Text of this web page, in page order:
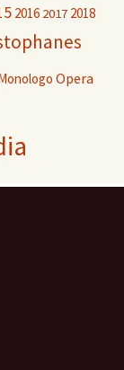
2016 2017 2018
Opera